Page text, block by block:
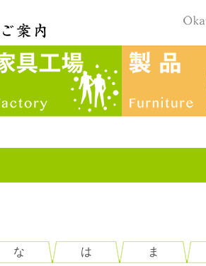
な は ま